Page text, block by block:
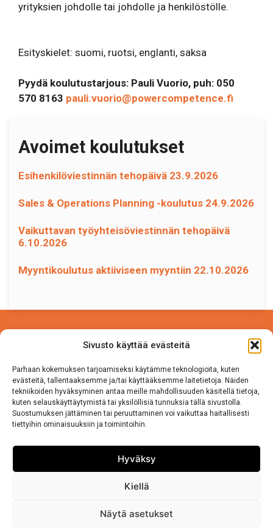
Sivusto käyttää evästeitä
Parhaan kokemuksen tarjoamiseksi käytämme teknologioita, kuten
evästeitä, tallentaaksemme ja/tai käyttääksemme laitetietoja. Näiden
tekniikoiden hyväksyminen antaa meille mahdollisuuden käsitellä tietoja,
kuten selauskäyttäytymistä tai yksilöllisiä tunnuksia tällä sivustolla.
Suostumuksen jättäminen tai peruuttaminen voi vaikuttaa haitallisesti
tiettyihin ominaisuuksiin ja toimintoihin.
Hyväksy
Kiellä
Näytä asetukset
yrityksien johdolle tai johdolle ja henkilöstölle.
Esityskielet: suomi, ruotsi, englanti, saksa
Pyydä koulutustarjous: Pauli Vuorio, puh: 050
570 8163 pauli.vuorio@powercompetence.fi
Avoimet koulutukset
Esihenkilöviestinnän tehopäivä 23.9.2026
Sales & Operations Planning -koulutus 24.9.2026
Vaikuttavan työyhteisöviestinnän tehopäivä
6.10.2026
Myyntikoulutus aktiiviseen myyntiin 22.10.2026
Tehtaantie 5 A 4
14500 IITTALA
Puh. 050 570 8163
Sivuston käyttö ja Tietosuojalauseke